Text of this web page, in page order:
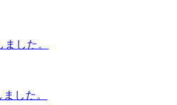
した。
した。